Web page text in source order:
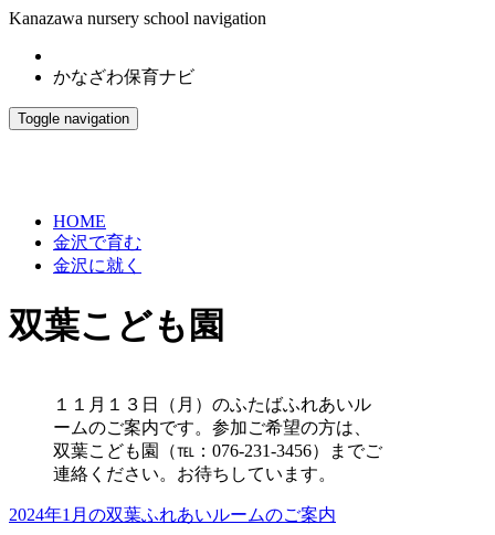
Kanazawa nursery school navigation
かなざわ保育ナビ
Toggle navigation
HOME
金沢で育む
金沢に就く
双葉こども園
１１月１３日（月）のふたばふれあいル
ームのご案内です。参加ご希望の方は、
双葉こども園（℡：076-231-3456）までご
連絡ください。お待ちしています。
2024年1月の双葉ふれあいルームのご案内